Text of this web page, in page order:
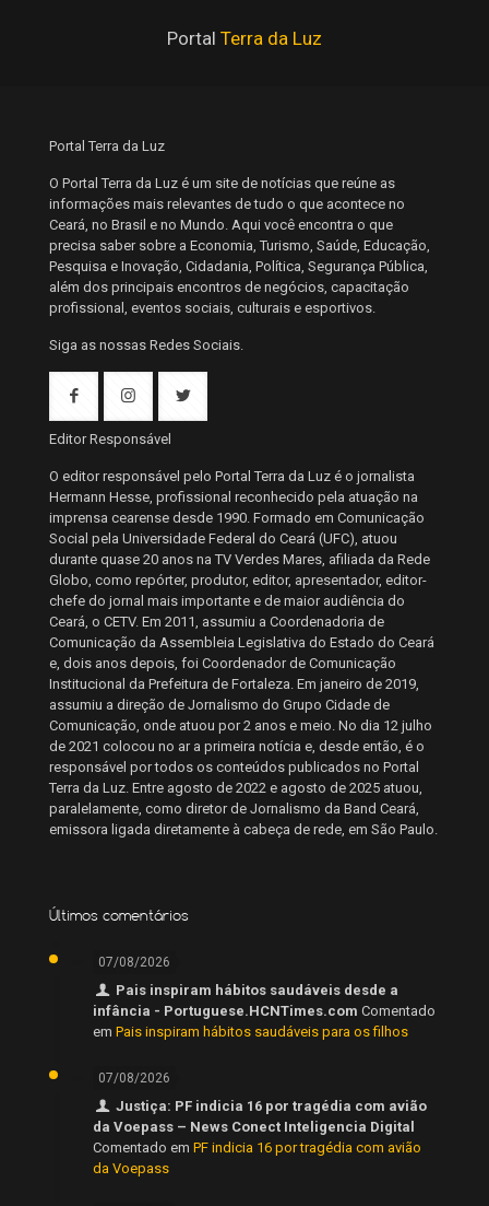
Portal Terra da Luz
Portal Terra da Luz
O Portal Terra da Luz é um site de notícias que reúne as
informações mais relevantes de tudo o que acontece no
Ceará, no Brasil e no Mundo. Aqui você encontra o que
precisa saber sobre a Economia, Turismo, Saúde, Educação,
Pesquisa e Inovação, Cidadania, Política, Segurança Pública,
além dos principais encontros de negócios, capacitação
profissional, eventos sociais, culturais e esportivos.
Siga as nossas Redes Sociais.
Editor Responsável
O editor responsável pelo Portal Terra da Luz é o jornalista
Hermann Hesse, profissional reconhecido pela atuação na
imprensa cearense desde 1990. Formado em Comunicação
Social pela Universidade Federal do Ceará (UFC), atuou
durante quase 20 anos na TV Verdes Mares, afiliada da Rede
Globo, como repórter, produtor, editor, apresentador, editor-
chefe do jornal mais importante e de maior audiência do
Ceará, o CETV. Em 2011, assumiu a Coordenadoria de
Comunicação da Assembleia Legislativa do Estado do Ceará
e, dois anos depois, foi Coordenador de Comunicação
Institucional da Prefeitura de Fortaleza. Em janeiro de 2019,
assumiu a direção de Jornalismo do Grupo Cidade de
Comunicação, onde atuou por 2 anos e meio. No dia 12 julho
de 2021 colocou no ar a primeira notícia e, desde então, é o
responsável por todos os conteúdos publicados no Portal
Terra da Luz. Entre agosto de 2022 e agosto de 2025 atuou,
paralelamente, como diretor de Jornalismo da Band Ceará,
emissora ligada diretamente à cabeça de rede, em São Paulo.
Últimos comentários
07/08/2026
Pais inspiram hábitos saudáveis desde a
infância - Portuguese.HCNTimes.com Comentado
em Pais inspiram hábitos saudáveis para os filhos
07/08/2026
Justiça: PF indicia 16 por tragédia com avião
da Voepass – News Conect Inteligencia Digital
Comentado em PF indicia 16 por tragédia com avião
da Voepass